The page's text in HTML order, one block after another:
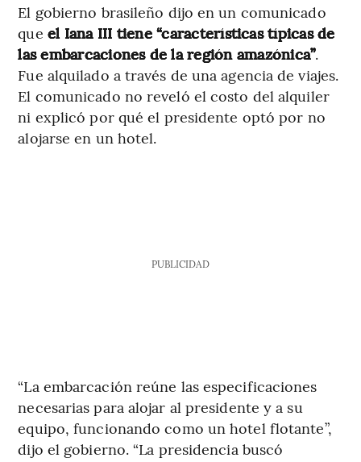
El gobierno brasileño dijo en un comunicado
que el Iana III tiene “características típicas de
las embarcaciones de la región amazónica”.
Fue alquilado a través de una agencia de viajes.
El comunicado no reveló el costo del alquiler
ni explicó por qué el presidente optó por no
alojarse en un hotel.
PUBLICIDAD
“La embarcación reúne las especificaciones
necesarias para alojar al presidente y a su
equipo, funcionando como un hotel flotante”,
dijo el gobierno. “La presidencia buscó